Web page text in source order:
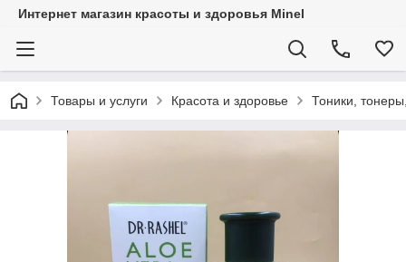
Интернет магазин красоты и здоровья Minel
Товары и услуги Красота и здоровье Тоники,